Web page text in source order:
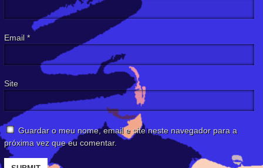
Email *
Site
Guardar o meu nome, email e site neste navegador para a
próxima vez que eu comentar.